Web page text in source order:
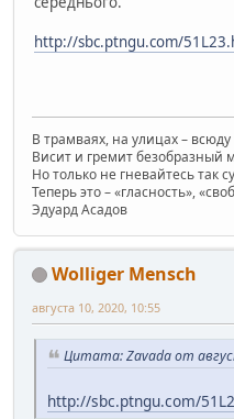
http://sbc.ptngu.com/
В трамваях, на улицах –
Висит и гремит безобразный
Но только не гневайтесь так
Теперь это – «гласность»,
Эдуард Асадов
Wolliger Mensch
августа 10, 2020, 10:55
Цитата: Zavada от
http://sbc.ptngu.com/